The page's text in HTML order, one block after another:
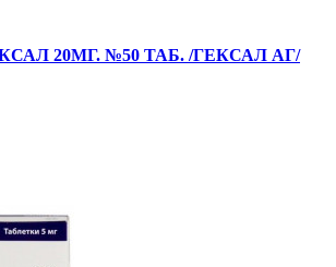
20МГ. №50 ТАБ. /ГЕКСАЛ АГ/